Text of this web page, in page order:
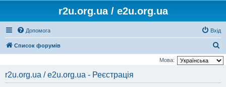
r2u.org.ua / e2u.org.ua
Допомога Вхід
Список форумів
о
Мова:
r2u.org.ua / e2u.org.ua - Реєстрація